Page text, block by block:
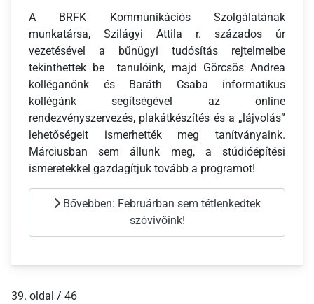
A BRFK Kommunikációs Szolgálatának
munkatársa, Szilágyi Attila r. százados úr
vezetésével a bűnügyi tudósítás rejtelmeibe
tekinthettek be tanulóink, majd Görcsös Andrea
kolléganőnk és Baráth Csaba informatikus
kollégánk segítségével az online
rendezvényszervezés, plakátkészítés és a „lájvolás”
lehetőségeit ismerhették meg tanítványaink.
Márciusban sem állunk meg, a stúdióépítési
ismeretekkel gazdagítjuk tovább a programot!
Bővebben: Februárban sem tétlenkedtek
szóvivőink!
39. oldal / 46